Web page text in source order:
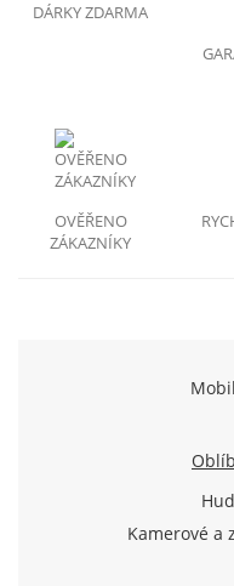
DÁRKY ZDARMA
OVĚŘENO
ZÁKAZNÍKY
Kamerové a